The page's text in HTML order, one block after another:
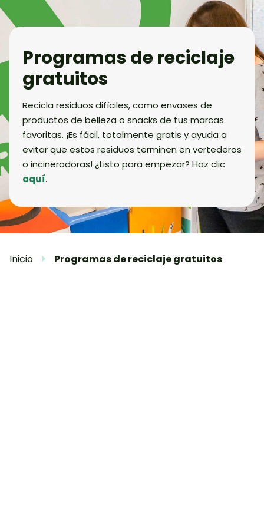
Programas de reciclaje
gratuitos
Recicla residuos difíciles, como envases de
productos de belleza o snacks de tus marcas
favoritas. ¡Es fácil, totalmente gratis y ayuda a
evitar que estos residuos terminen en vertederos
o incineradoras! ¿Listo para empezar? Haz clic
aquí.​
Inicio Programas de reciclaje gratuitos